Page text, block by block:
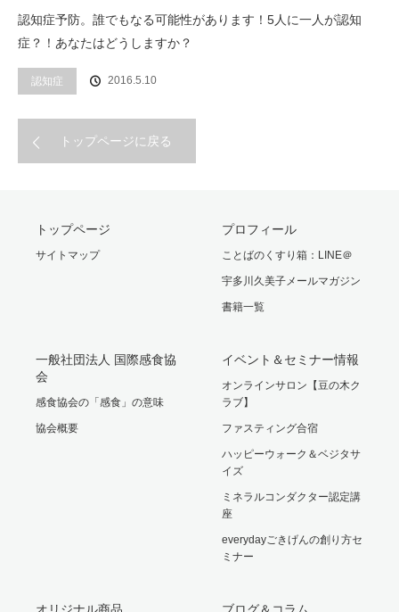
認知症予防。誰でもなる可能性があります！5人に一人が認知
症？！あなたはどうしますか？
認知症 2016.5.10
トップページに戻る
トップページ
サイトマップ
プロフィール
ことばのくすり箱：LINE＠
宇多川久美子メールマガジン
書籍一覧
一般社団法人 国際感食協
会
感食協会の「感食」の意味
協会概要
イベント＆セミナー情報
オンラインサロン【豆の木ク
ラブ】
ファスティング合宿
ハッピーウォーク＆ベジタサ
イズ
ミネラルコンダクター認定講
座
everydayごきげんの創り方セ
ミナー